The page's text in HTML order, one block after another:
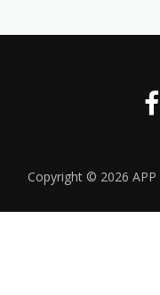
Copyright © 2026 APP